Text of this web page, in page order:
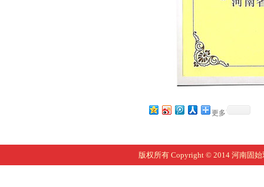
更多
版权所有 Copyright © 2014 河南固